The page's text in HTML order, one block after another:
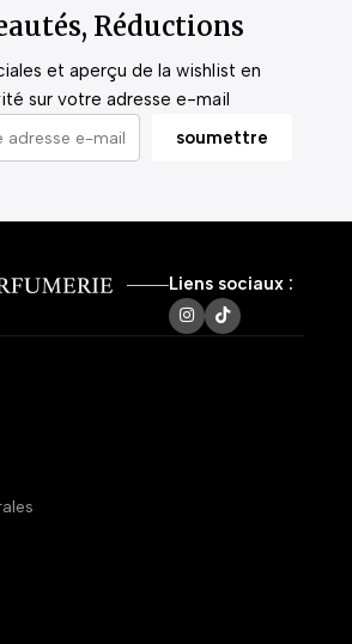
Réductions
et aperçu de la wishlist en
sur votre adresse e-mail
Liens sociaux :